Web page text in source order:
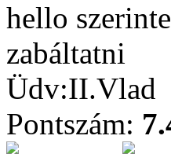
hello
zabáltatni
Üdv:II.Vlad
Pontszám: